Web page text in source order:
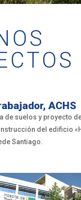
ACHS
de suelos y proyecto
del edificio
Santiago.